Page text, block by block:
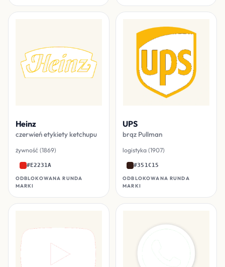
Heinz
czerwień etykiety ketchupu
żywność (1869)
#E2231A
ODBLOKOWANA RUNDA
MARKI
UPS
brąz Pullman
logistyka (1907)
#351C15
ODBLOKOWANA RUNDA
MARKI